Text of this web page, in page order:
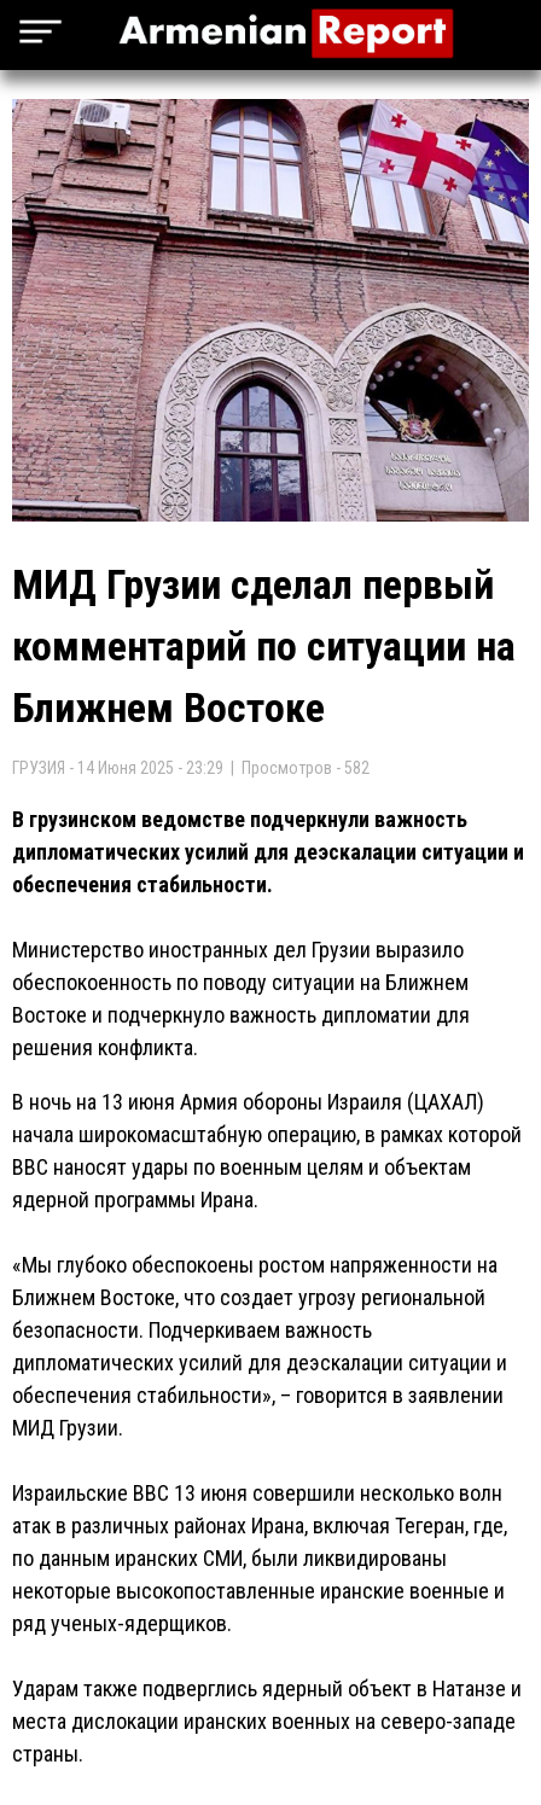
МИД Грузии сделал первый
комментарий по ситуации на
Ближнем Востоке
ГРУЗИЯ - 14 Июня 2025 - 23:29 | Просмотров - 582
В грузинском ведомстве подчеркнули важность
дипломатических усилий для деэскалации ситуации и
обеспечения стабильности.
Министерство иностранных дел Грузии выразило
обеспокоенность по поводу ситуации на Ближнем
Востоке и подчеркнуло важность дипломатии для
решения конфликта.
В ночь на 13 июня Армия обороны Израиля (ЦАХАЛ)
начала широкомасштабную операцию, в рамках которой
ВВС наносят удары по военным целям и объектам
ядерной программы Ирана.
«Мы глубоко обеспокоены ростом напряженности на
Ближнем Востоке, что создает угрозу региональной
безопасности. Подчеркиваем важность
дипломатических усилий для деэскалации ситуации и
обеспечения стабильности», – говорится в заявлении
МИД Грузии.
Израильские ВВС 13 июня совершили несколько волн
атак в различных районах Ирана, включая Тегеран, где,
по данным иранских СМИ, были ликвидированы
некоторые высокопоставленные иранские военные и
ряд ученых-ядерщиков.
Ударам также подверглись ядерный объект в Натанзе и
места дислокации иранских военных на северо-западе
страны.